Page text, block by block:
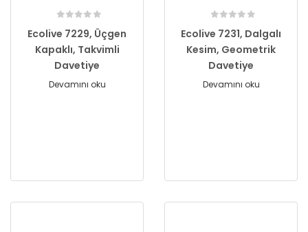
Ecolive 7229, Üçgen
Kapaklı, Takvimli
Davetiye
Devamını oku
Ecolive 7231, Dalgalı
Kesim, Geometrik
Davetiye
Devamını oku